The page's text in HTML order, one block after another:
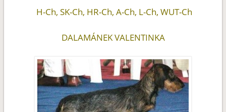
H-Ch, SK-Ch, HR-Ch, A-Ch, L-Ch, WUT-Ch
DALAMÁNEK VALENTINKA